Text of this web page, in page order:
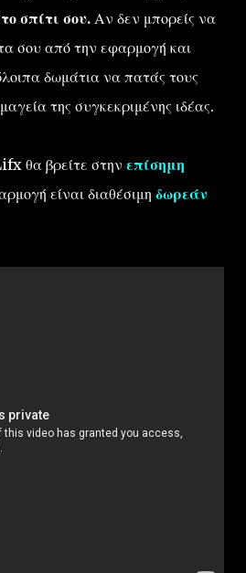
σπίτι σου. Αν δεν μπορείς να
σου από την εφαρμογή και
δωμάτια να πατάς τους
της συγκεκριμένης ιδέας.
θα βρείτε στην επίσημη
είναι διαθέσιμη δωρεάν